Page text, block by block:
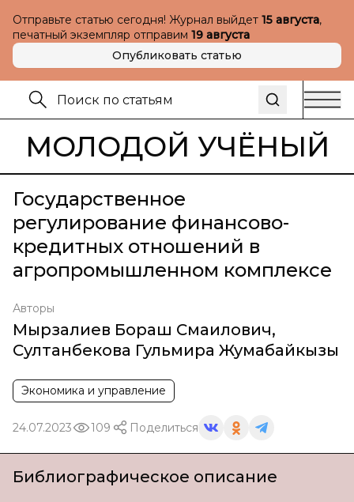
Отправьте статью сегодня! Журнал выйдет 15 августа,
печатный экземпляр отправим 19 августа
Опубликовать статью
МОЛОДОЙ УЧЁНЫЙ
Государственное
регулирование финансово-
кредитных отношений в
агропромышленном комплексе
Авторы
Мырзалиев Бораш Смаилович,
Султанбекова Гульмира Жумабайкызы
Экономика и управление
24.07.2023 109 Поделиться
Библиографическое описание